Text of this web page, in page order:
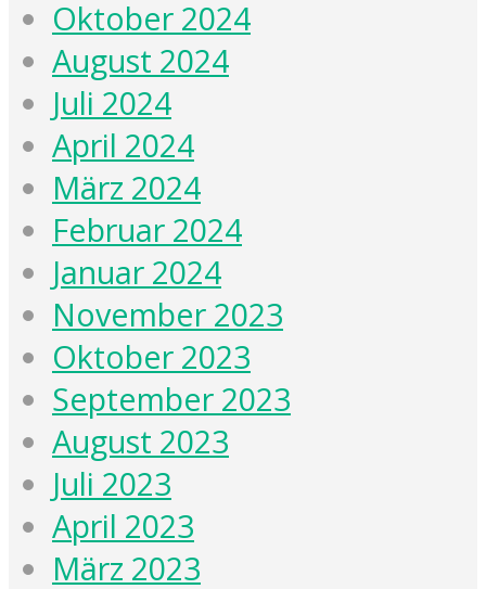
Oktober 2024
August 2024
Juli 2024
April 2024
März 2024
Februar 2024
Januar 2024
November 2023
Oktober 2023
September 2023
August 2023
Juli 2023
April 2023
März 2023